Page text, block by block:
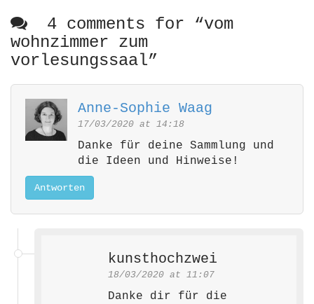
t
n
a
4 comments for “vom
wohnzimmer zum
vorlesungssaal”
Anne-Sophie Waag
17/03/2020 at 14:18
Danke für deine Sammlung und
die Ideen und Hinweise!
Antworten
kunsthochzwei
18/03/2020 at 11:07
Danke dir für die